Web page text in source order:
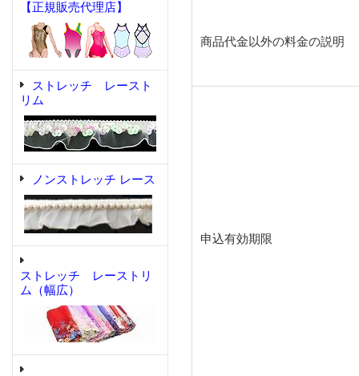
【正規販売代理店】
ストレッチ レースト
リム
ノンストレッチ レース
ストレッチ レーストリ
ム（幅広）
商品代金以外の料金の説明
申込有効期限